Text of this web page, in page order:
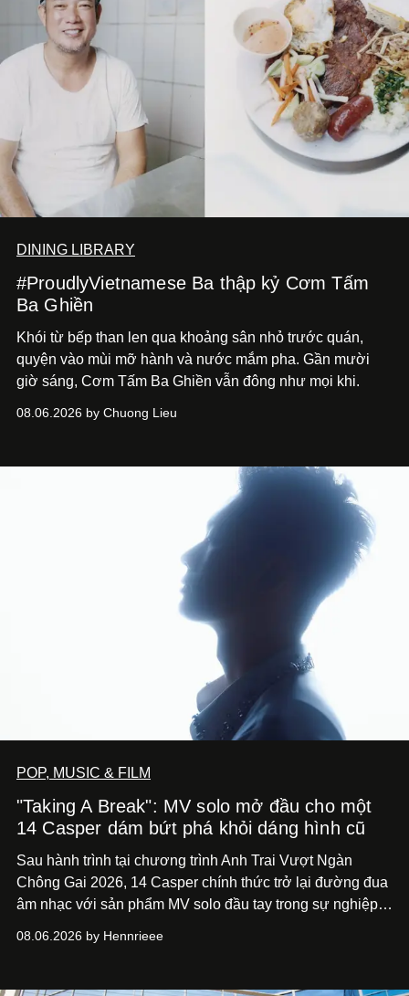
DINING LIBRARY
#ProudlyVietnamese Ba thập kỷ Cơm Tấm
Ba Ghiền
Khói từ bếp than len qua khoảng sân nhỏ trước quán,
quyện vào mùi mỡ hành và nước mắm pha. Gần mười
giờ sáng, Cơm Tấm Ba Ghiền vẫn đông như mọi khi.
08.06.2026 by Chuong Lieu
POP, MUSIC & FILM
"Taking A Break": MV solo mở đầu cho một
14 Casper dám bứt phá khỏi dáng hình cũ
Sau hành trình tại chương trình Anh Trai Vượt Ngàn
Chông Gai 2026, 14 Casper chính thức trở lại đường đua
âm nhạc với sản phẩm MV solo đầu tay trong sự nghiệp -
bước chuyển mình của 14 Casper sau chương trình, mà
của nam nghệ sĩ khi lần đầu tiên anh trình làng một MV
08.06.2026 by Hennrieee